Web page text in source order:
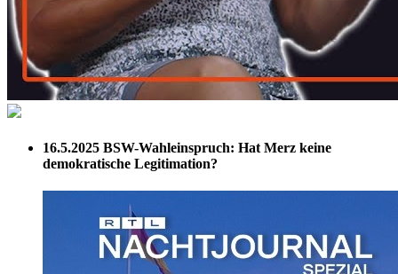
16.5.2025 BSW-Wahleinspruch: Hat Merz keine
demokratische Legitimation?